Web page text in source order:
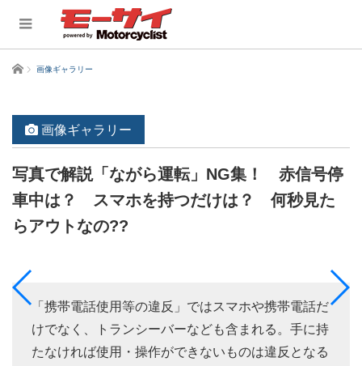
ホーム 画像ギャラリー
画像ギャラリー
写真で解説「ながら運転」NG集！ 赤信号停
車中は？ スマホを持つだけは？ 何秒見た
らアウトなの??
「携帯電話使用等の違反」ではスマホや携帯電話だ
けでなく、トランシーバーなども含まれる。手に持
たなければ使用・操作ができないものは違反となる